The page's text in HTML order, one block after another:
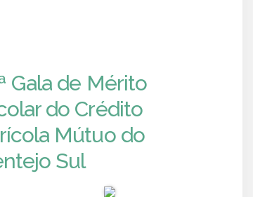
Gala de Mérito
do Crédito
Mútuo do
Sul